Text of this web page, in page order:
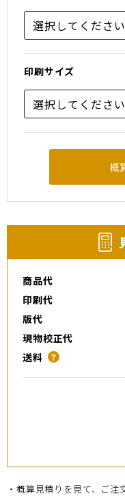
印刷サイズ
概
商品代
印刷代
版代
現物校正代
送料 ？
・概算見積りを見て、ご注